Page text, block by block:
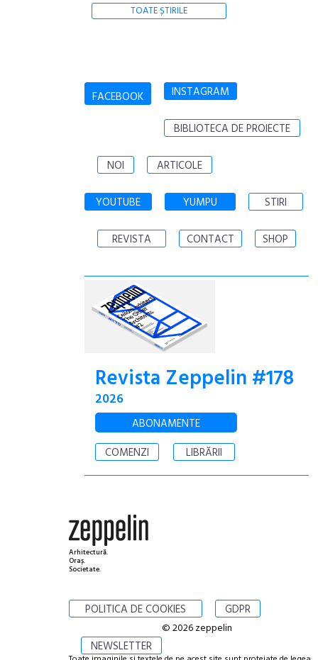
TOATE ȘTIRILE
FACEBOOK INSTAGRAM
BIBLIOTECA DE PROIECTE
NOI ARTICOLE
YOUTUBE YUMPU STIRI
REVISTA CONTACT SHOP
Revista Zeppelin #178
2026
ABONAMENTE
COMENZI
LIBRĂRII
Arhitectură.
Oraș.
Societate.
POLITICA DE COOKIES GDPR
NEWSLETTER
© 2026 zeppelin